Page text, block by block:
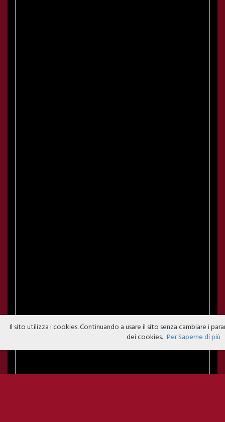
Il sito utilizza i cookies. Continuando a usare il sito senza cambiare i
dei cookies. Per Saperne di più